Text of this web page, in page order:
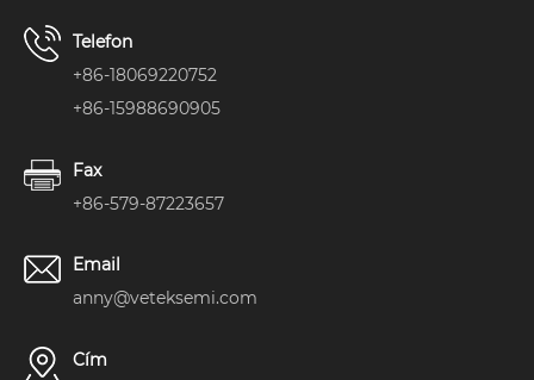
Telefon
+86-18069220752
+86-15988690905
Fax
+86-579-87223657
Email
anny@veteksemi.com
Cím